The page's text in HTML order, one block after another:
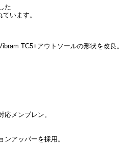
た
います。
TC5+アウトソールの形状を改良。
メンブレン。
アッパーを採用。